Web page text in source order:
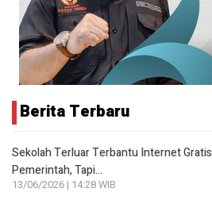
Berita Terbaru
Sekolah Terluar Terbantu Internet Gratis
Pemerintah, Tapi…
13/06/2026 | 14:28 WIB